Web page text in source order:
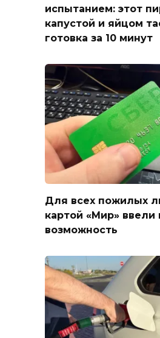
испытанием: этот
капустой и яйцом
готовка за 10 минут
Для всех пожилых
картой «Мир» ввели
возможность